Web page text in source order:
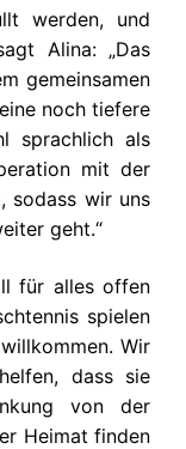
werden, und
Alina: „Das
gemeinsamen
noch tiefere
sprachlich als
mit der
sodass wir uns
geht.“
für alles offen
spielen
Wir
dass sie
von der
Heimat finden